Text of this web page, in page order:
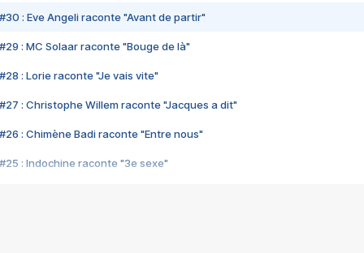
#30 : Eve Angeli raconte "Avant de partir"
#29 : MC Solaar raconte "Bouge de là"
#28 : Lorie raconte "Je vais vite"
#27 : Christophe Willem raconte "Jacques a dit"
#26 : Chimène Badi raconte "Entre nous"
#25 : Indochine raconte "3e sexe"